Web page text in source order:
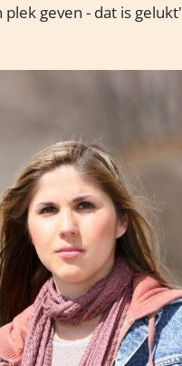
plek geven - dat is gelukt'